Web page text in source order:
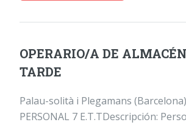
OPERARIO/A DE
TARDE
Palau-solità i Plegamans
PERSONAL 7 E.T.TDescripción: